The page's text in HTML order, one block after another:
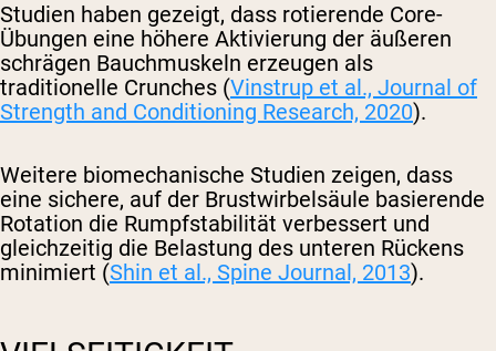
Studien haben gezeigt, dass rotierende Core-
Übungen eine höhere Aktivierung der äußeren
schrägen Bauchmuskeln erzeugen als
traditionelle Crunches (Vinstrup et al., Journal of
Strength and Conditioning Research, 2020).
Weitere biomechanische Studien zeigen, dass
eine sichere, auf der Brustwirbelsäule basierende
Rotation die Rumpfstabilität verbessert und
gleichzeitig die Belastung des unteren Rückens
minimiert (Shin et al., Spine Journal, 2013).